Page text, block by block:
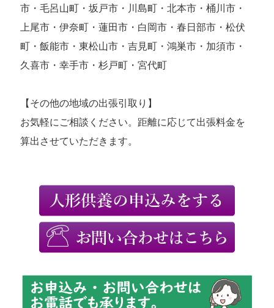
市・毛呂山町・坂戸市・川島町・北本市・桶川市・
上尾市・伊奈町・蓮田市・白岡市・春日部市・松伏
町・飯能市・東松山市・吉見町・鴻巣市・加須市・
久喜市・幸手市・杉戸町・宮代町
【その他の地域の出張引取り】
お気軽にご相談ください。距離に応じて出張料金を
算出させていただきます。